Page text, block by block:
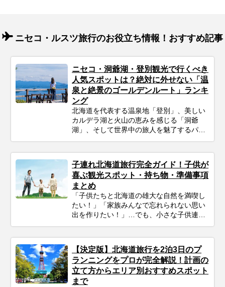
ニセコ・ルスツ旅行のお役立ち情報！おすすめ記事
ニセコ・洞爺湖・登別観光で行くべき
人気スポットは？絶対に外せない「温
泉と絶景のゴールデンルート」ランキ
ング
北海道を代表する温泉地「登別」、美しい
カルデラ湖と火山の恵みを感じる「洞爺
湖」、そして世界中の旅人を魅了するパウ
の旅行で周遊できる「北海道観光のゴール
デンルート」です。 「温泉も絶景もグルメ
も楽しみたいけれど、どう回ればいい
の？」 そんなあなたのために、今回はプロ
のツアーコーディネーターが厳選した、目
的別のニセコ・洞爺湖・登別のおすすめ観
光スポットをご紹介します。 地獄谷の迫力
ある風景から、湖畔で過ごす優雅なひとと
くピックアップ。初めての方からリピータ
ーの方まで、あなたの旅のスタイルに合わ
せた「最高の北海道周遊旅」をプランニン
グするための参考にぜひお役立てくださ
い。
子連れ北海道旅行完全ガイド！子供が
喜ぶ観光スポット・持ち物・準備事項
まとめ
「子供たちと北海道の雄大な自然を満喫し
たい！」「家族みんなで忘れられない思い
出を作りたい！」…でも、小さな子供連れ
計画すれば、子連れ北海道旅行は最高の体
験になります。 この記事では、子連れファ
ミリーが北海道旅行を思いっきり楽しむた
めの、計画の立て方の基本から、子供が絶
【決定版】北海道旅行を2泊3日のプ
ランニングをプロが完全解説！計画の
立て方からエリア別おすすめスポット
まで